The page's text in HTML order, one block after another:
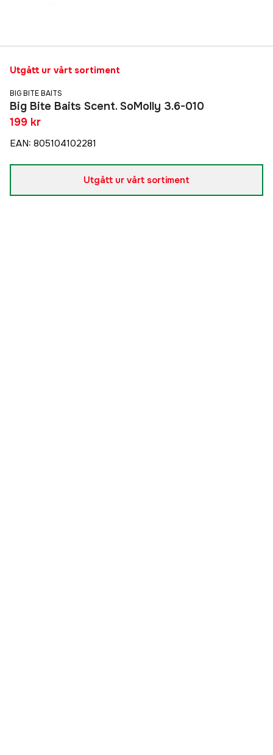
Utgått ur vårt sortiment
BIG BITE BAITS
Big Bite Baits Scent. SoMolly 3.6-010
199 kr
EAN: 805104102281
Utgått ur vårt sortiment